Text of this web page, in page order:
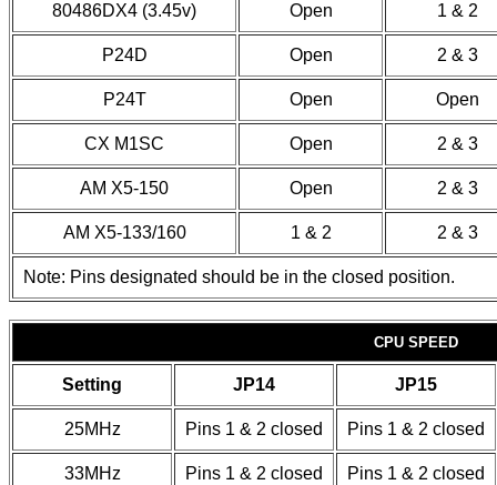
80486DX4 (3.45v) Open 1 & 2
P24D Open 2 & 3
P24T Open Open
CX M1SC Open 2 & 3
AM X5-150 Open 2 & 3
AM X5-133/160 1 & 2 2 & 3
Note: Pins designated should be in the closed position.
CPU SPEED
Setting JP14 JP15
25MHz Pins 1 & 2 closed Pins 1 & 2 closed
33MHz Pins 1 & 2 closed Pins 1 & 2 closed